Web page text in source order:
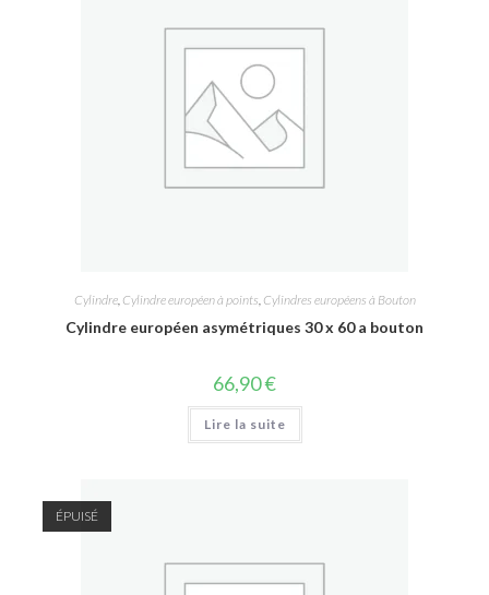
Cylindre, Cylindre européen à points, Cylindres européens à Bouton
Cylindre européen asymétriques 30 x 60 a bouton
66,90€
Lire la suite
ÉPUISÉ